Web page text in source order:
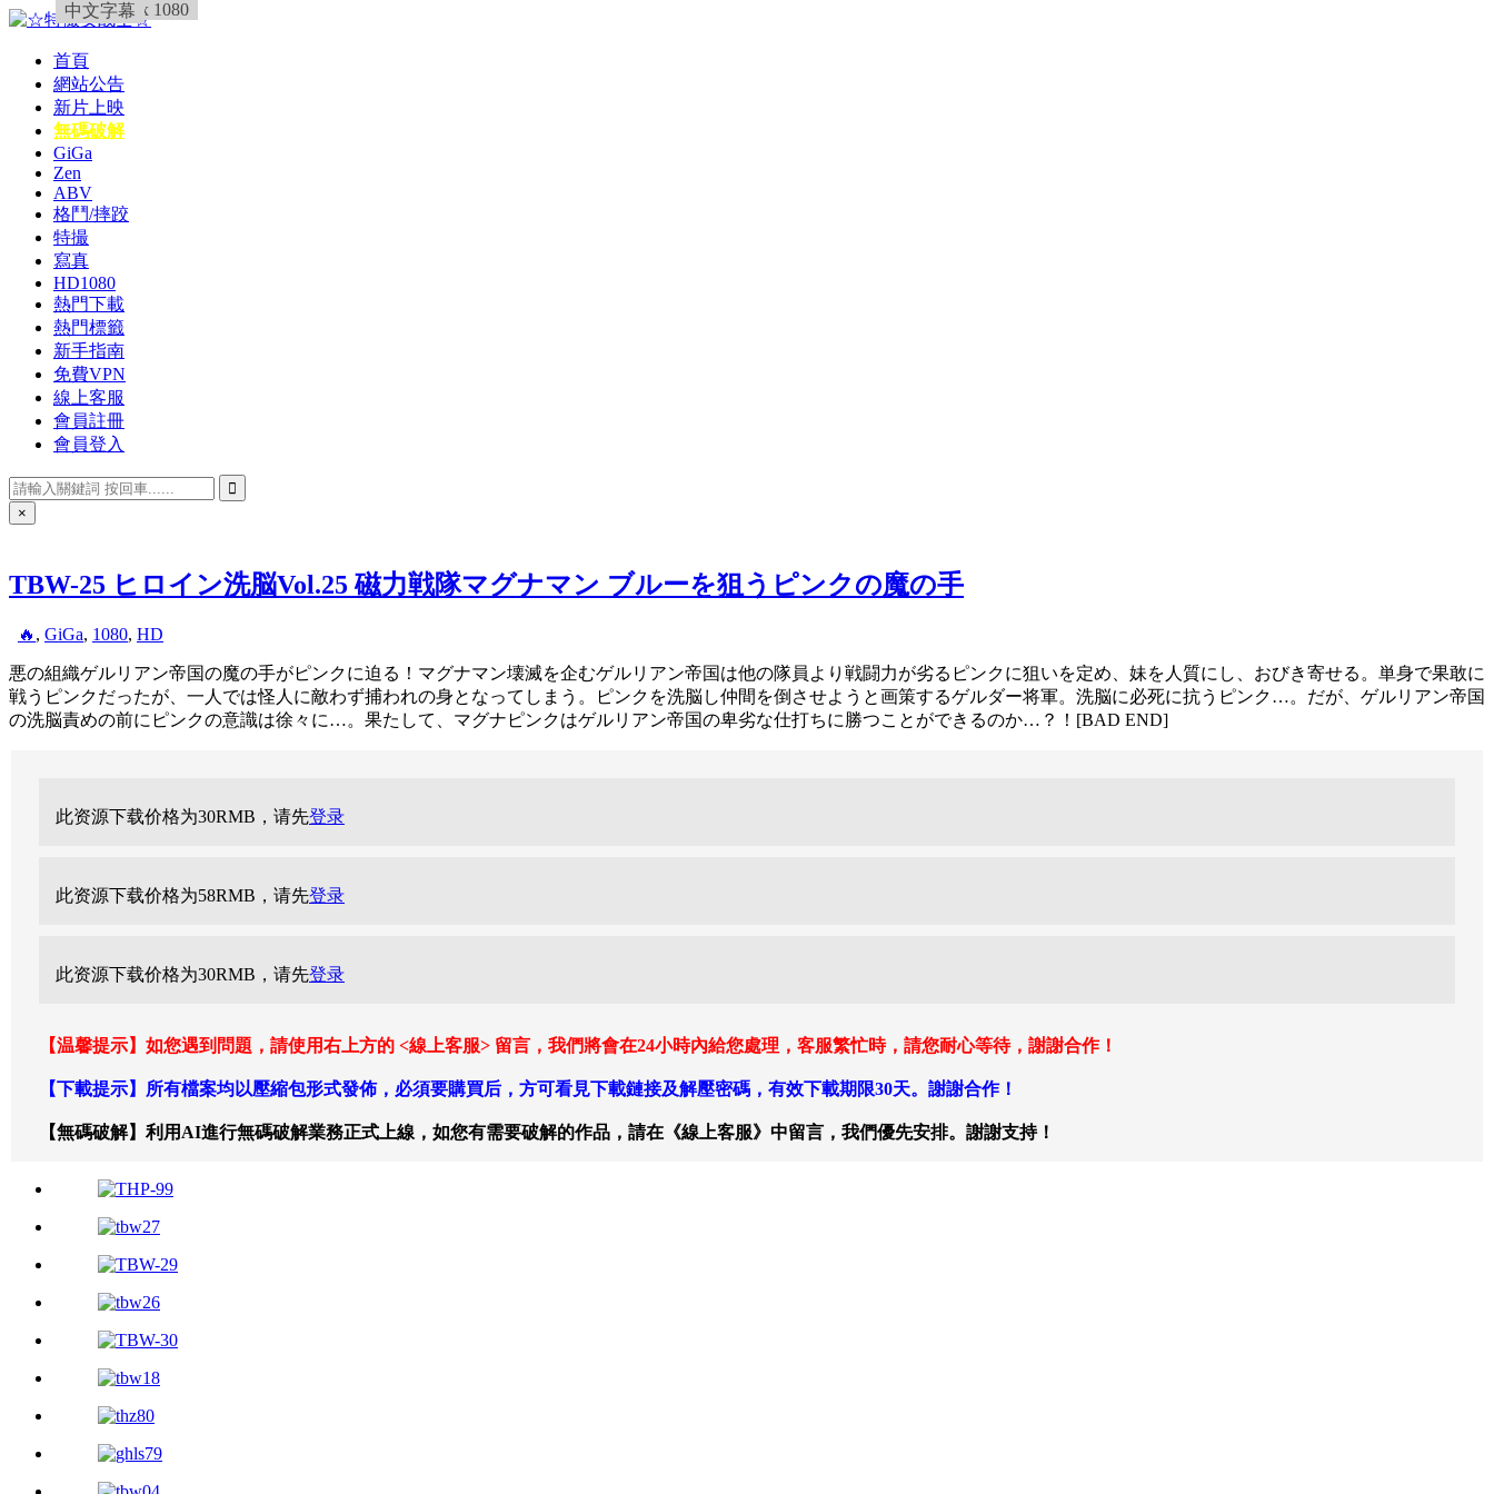
Skip
content
☆特撮女战士☆
特撮女战士、女奥特曼、女戦闘員、太陽の戦士、苍月女战士電影網！
首頁
網站公告
新片上映
無碼破解
GiGa
Zen
ABV
格鬥/摔跤
特撮
寫真
HD1080
熱門下載
熱門標籤
新手指南
免費VPN
線上客服
會員註冊
會員登入
Search
for:
×
TBW-25 ヒロイン洗脳Vol.25 磁力戦隊マグナマン ブルーを狙うピンクの魔の手
Posted
🔥 , GiGa, 1080, HD
悪の組織ゲルリアン帝国の魔の手がピンクに迫る！マグナマン壊滅を企むゲルリアン帝国は他の隊員より戦闘力が劣るピンクに狙いを定め、妹を人質にし、おびき寄せる。単身で果敢に
戦うピンクだったが、一人では怪人に敵わず捕われの身となってしまう。ピンクを洗脳し仲間を倒させようと画策するゲルダー将軍。洗脳に必死に抗うピンク…。だが、ゲルリアン帝国
の洗脳責めの前にピンクの意識は徐々に…。果たして、マグナピンクはゲルリアン帝国の卑劣な仕打ちに勝つことができるのか…？！[BAD END]
普通版
此资源下载价格为30RMB，请先登录
HD_1920 x 1080
此资源下载价格为58RMB，请先登录
中文字幕
此资源下载价格为30RMB，请先登录
【温馨提示】如您遇到問題，請使用右上方的 <線上客服> 留言，我們將會在24小時內給您處理，客服繁忙時，請您耐心等待，謝謝合作！
【下載提示】所有檔案均以壓縮包形式發佈，必須要購買后，方可看見下載鏈接及解壓密碼，有效下載期限30天。謝謝合作！
【無碼破解】利用AI進行無碼破解業務正式上線，如您有需要破解的作品，請在《線上客服》中留言，我們優先安排。謝謝支持！